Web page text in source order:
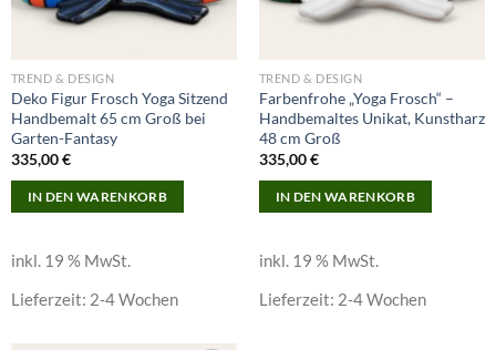
TREND & DESIGN
Deko Figur Frosch Yoga Sitzend
Handbemalt 65 cm Groß bei
Garten-Fantasy
335,00€
IN DEN WARENKORB
inkl. 19 % MwSt.
Lieferzeit: 2-4 Wochen
TREND & DESIGN
Farbenfrohe „Yoga Frosch“ –
Handbemaltes Unikat, Kunstharz
48 cm Groß
335,00€
IN DEN WARENKORB
inkl. 19 % MwSt.
Lieferzeit: 2-4 Wochen